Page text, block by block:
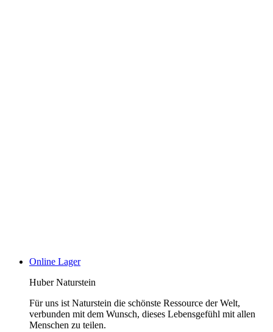
Online Lager
Huber Naturstein
Für uns ist Naturstein die schönste Ressource der Welt,
verbunden mit dem Wunsch, dieses Lebensgefühl mit allen
Menschen zu teilen.